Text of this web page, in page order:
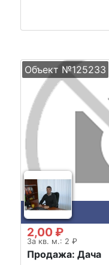
Объект №125233
2,00 ₽
За кв. м.: 2 ₽
Продажа: Дача